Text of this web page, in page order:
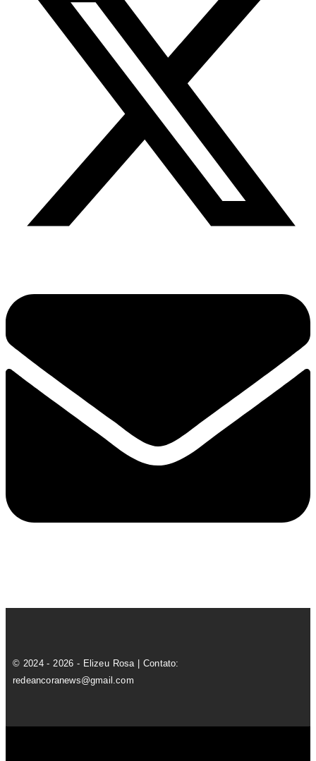
© 2024 - 2026 - Elizeu Rosa | Contato:
redeancoranews@gmail.com